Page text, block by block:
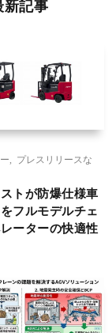
新記事
プレスリリースな
トが防爆仕様車
フルモデルチェ
ーターの快適性